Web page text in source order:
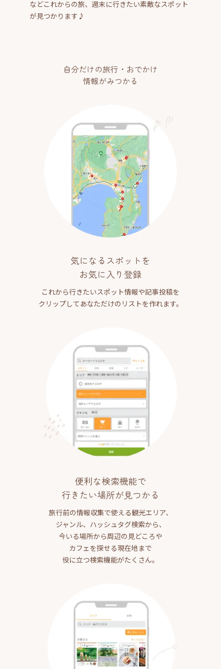
などこれからの旅、週末に行きたい素敵なスポット
が見つかります♪
自分だけの旅行・おでかけ
情報がみつかる
気になるスポットを
お気に入り登録
これから行きたいスポット情報や記事投稿を
クリップしてあなただけのリストを作れます。
便利な検索機能で
行きたい場所が見つかる
旅行前の情報収集で使える観光エリア、
ジャンル、ハッシュタグ検索から、
今いる場所から周辺の見どころや
カフェを探せる現在地まで
役に立つ検索機能がたくさん。